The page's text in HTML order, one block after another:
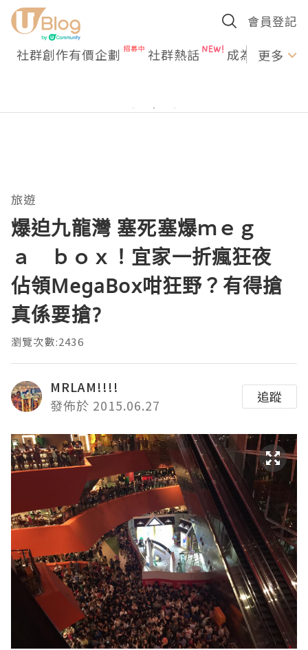
會員登記
社群創作有價企劃 社群熱話 成為U更多
旅遊
爆迫九龍灣 塞死塞爆ｍｅｇ
ａ ｂｏｘ！宜家一折瘋狂夜
佔領MegaBox咁狂野？有得搶
真係要搶?
瀏覽次數:2436
MRLAM!!!!
發佈於 2015.06.27
追蹤